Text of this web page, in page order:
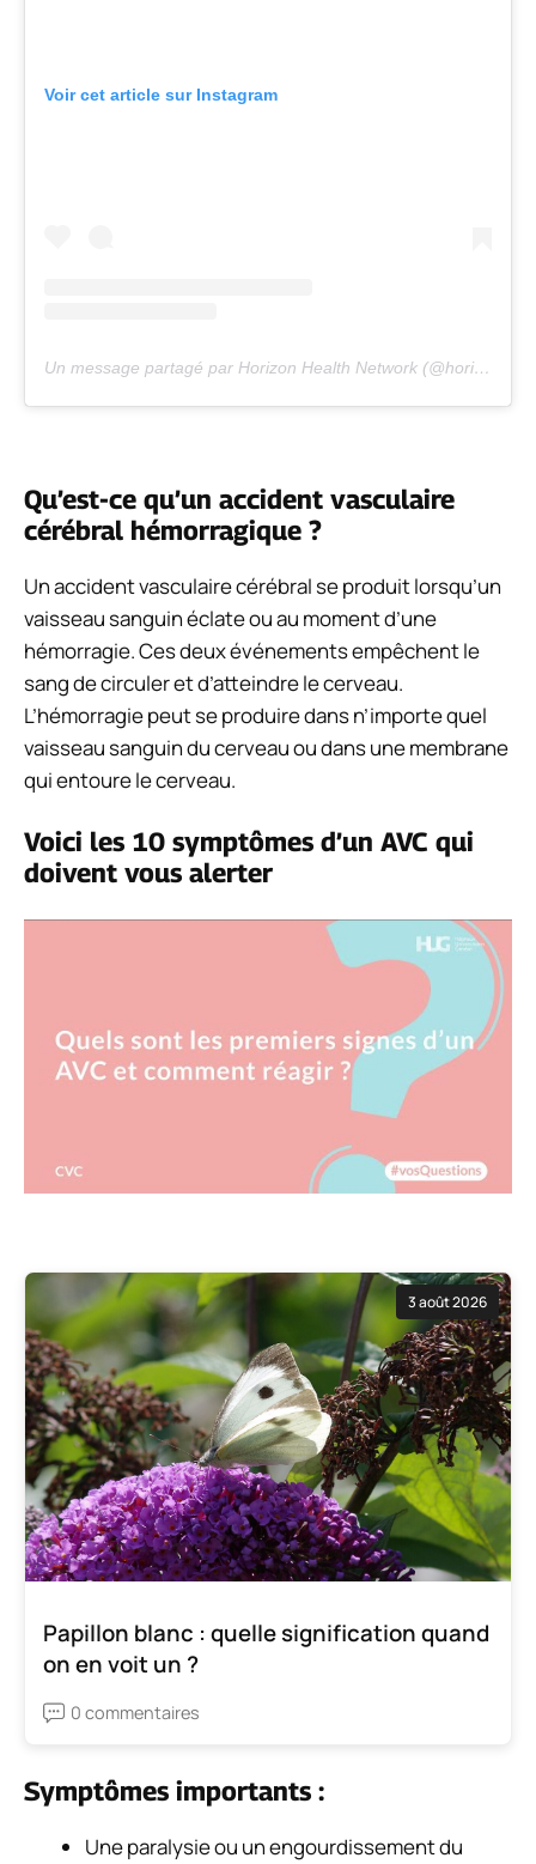
Voir cet article sur Instagram
Un message partagé par Horizon Health Network (@horizonhealthnb)
Qu’est-ce qu’un accident vasculaire
cérébral hémorragique ?
Un accident vasculaire cérébral se produit lorsqu’un
vaisseau sanguin éclate ou au moment d’une
hémorragie. Ces deux événements empêchent le
sang de circuler et d’atteindre le cerveau.
L’hémorragie peut se produire dans n’importe quel
vaisseau sanguin du cerveau ou dans une membrane
qui entoure le cerveau.
Voici les 10 symptômes d’un AVC qui
doivent vous alerter
3 août 2026
Papillon blanc : quelle signification quand
on en voit un ?
0 commentaires
Symptômes importants :
Une paralysie ou un engourdissement du